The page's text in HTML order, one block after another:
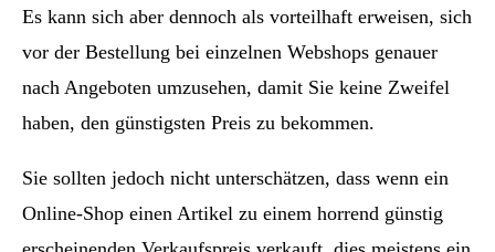
Es kann sich aber dennoch als vorteilhaft erweisen, sich
vor der Bestellung bei einzelnen Webshops genauer
nach Angeboten umzusehen, damit Sie keine Zweifel
haben, den günstigsten Preis zu bekommen.
Sie sollten jedoch nicht unterschätzen, dass wenn ein
Online-Shop einen Artikel zu einem horrend günstig